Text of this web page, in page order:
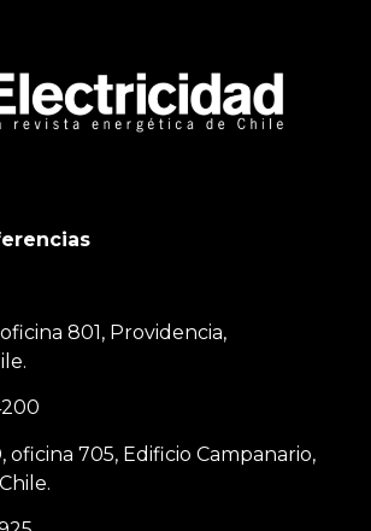
801, Providencia,
oficina 705, Edificio Campanario,